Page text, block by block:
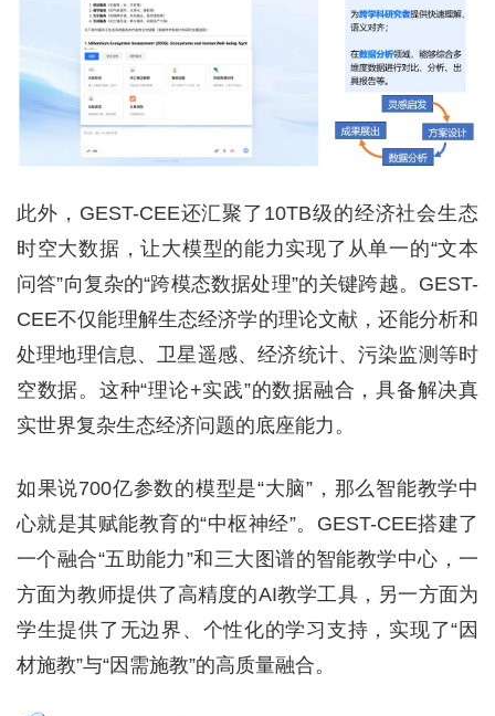
此外，GEST-CEE还汇聚了10TB级的经济社会生态
时空大数据，让大模型的能力实现了从单一的“文本
问答”向复杂的“跨模态数据处理”的关键跨越。GEST-
CEE不仅能理解生态经济学的理论文献，还能分析和
处理地理信息、卫星遥感、经济统计、污染监测等时
空数据。这种“理论+实践”的数据融合，具备解决真
实世界复杂生态经济问题的底座能力。
如果说700亿参数的模型是“大脑”，那么智能教学中
心就是其赋能教育的“中枢神经”。GEST-CEE搭建了
一个融合“五助能力”和三大图谱的智能教学中心，一
方面为教师提供了高精度的AI教学工具，另一方面为
学生提供了无边界、个性化的学习支持，实现了“因
材施教”与“因需施教”的高质量融合。